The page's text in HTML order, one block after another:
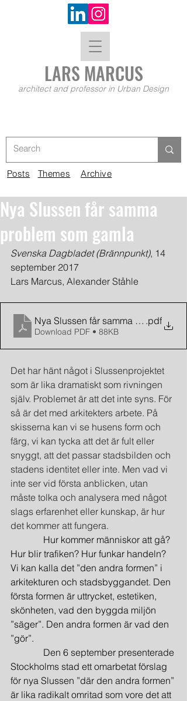
LARS MARCUS
architect and professor in Urban Design
Nya Slussen får samma
problem som gamla
Svenska Dagbladet (Brännpunkt), 14
september 2017
Lars Marcus, Alexander Ståhle
Nya Slussen får samma problem
.pdf
Download PDF • 88KB
Det har hänt något i Slussenprojektet
som är lika dramatiskt som rivningen
själv. Problemet är att det inte syns. För
så är det med arkitekters arbete. På
skisserna kan vi se husens form och
färg, vi kan tycka att det är fult eller
snyggt, att det passar stadsbilden och
stadens identitet eller inte. Men vad vi
inte ser vid första anblicken, utan
måste tolka och analysera med något
slags erfarenhet eller kunskap, är hur
det kommer att fungera.
Hur kommer människor att gå?
Hur blir trafiken? Hur funkar handeln?
Vi kan kalla det ”den andra formen” i
arkitekturen och stadsbyggandet. Den
första formen är uttrycket, estetiken,
skönheten, vad den byggda miljön
­”säger”. Den andra formen är vad den
”gör”.
Den 6 september presenterade
Stockholms stad ett omarbetat förslag
för nya Slussen ”där den andra formen”
är lika radikalt omritad som vore det att
Posts Themes Archive